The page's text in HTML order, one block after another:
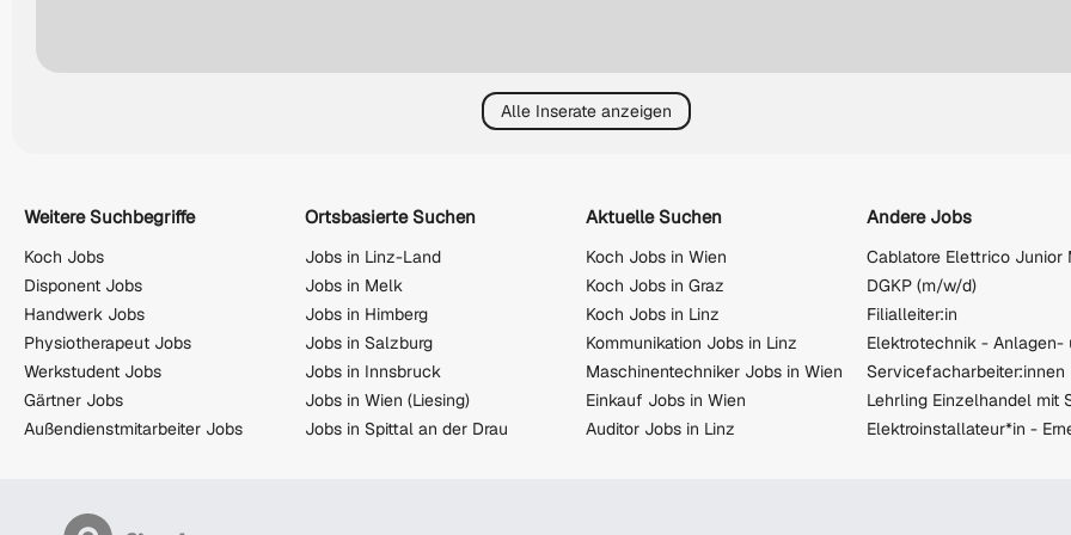
Alle Inserate anzeigen
Weitere Suchbegriffe
Koch Jobs
Disponent Jobs
Handwerk Jobs
Physiotherapeut Jobs
Werkstudent Jobs
Gärtner Jobs
Außendienstmitarbeiter Jobs
Ortsbasierte Suchen
Jobs in Linz-Land
Jobs in Melk
Jobs in Himberg
Jobs in Salzburg
Jobs in Innsbruck
Jobs in Wien (Liesing)
Jobs in Spittal an der Drau
Aktuelle Suchen
Koch Jobs in Wien
Koch Jobs in Graz
Koch Jobs in Linz
Kommunikation Jobs in Linz
Maschinentechniker Jobs in Wien
Einkauf Jobs in Wien
Auditor Jobs in Linz
Andere Jobs
DGKP (m/w/d)
Filialleiter:in